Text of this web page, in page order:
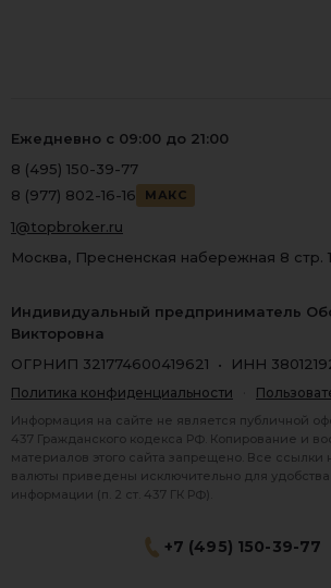
+7 (495) 150-39-77
Ежедневно с 09:00 до 21:00
8 (495) 150-39-77
8 (977) 802-16-16
МАКС
1@topbroker.ru
Москва, Пресненская набережная 8 стр. 1
Индивидуальный предприниматель
Викторовна
ОГРНИП 321774600419621 • ИНН
Политика конфиденциальности
Информация на сайте не является публичной
437 Гражданского кодекса РФ. Копирование и
материалов этого сайта запрещено. Все ссылки
валюты приведены исключительно для
информации (п. 2 ст. 437 ГК РФ).